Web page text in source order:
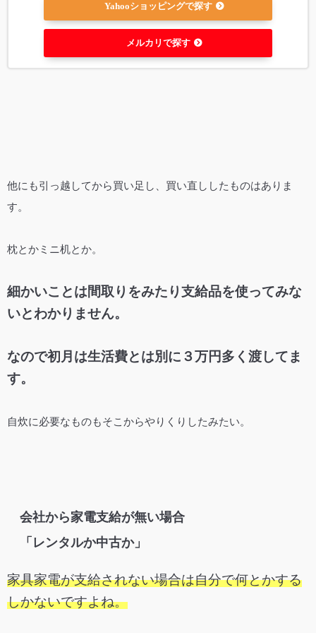
Yahooショッピングで探す
メルカリで探す
他にも引っ越してから買い足し、買い直ししたものはありま
す。
枕とかミニ机とか。
細かいことは間取りをみたり支給品を使ってみな
いとわかりません。
なので初月は生活費とは別に３万円多く渡してま
す。
自炊に必要なものもそこからやりくりしたみたい。
会社から家電支給が無い場合
「レンタルか中古か」
家具家電が支給されない場合は自分で何とかする
しかないですよね。